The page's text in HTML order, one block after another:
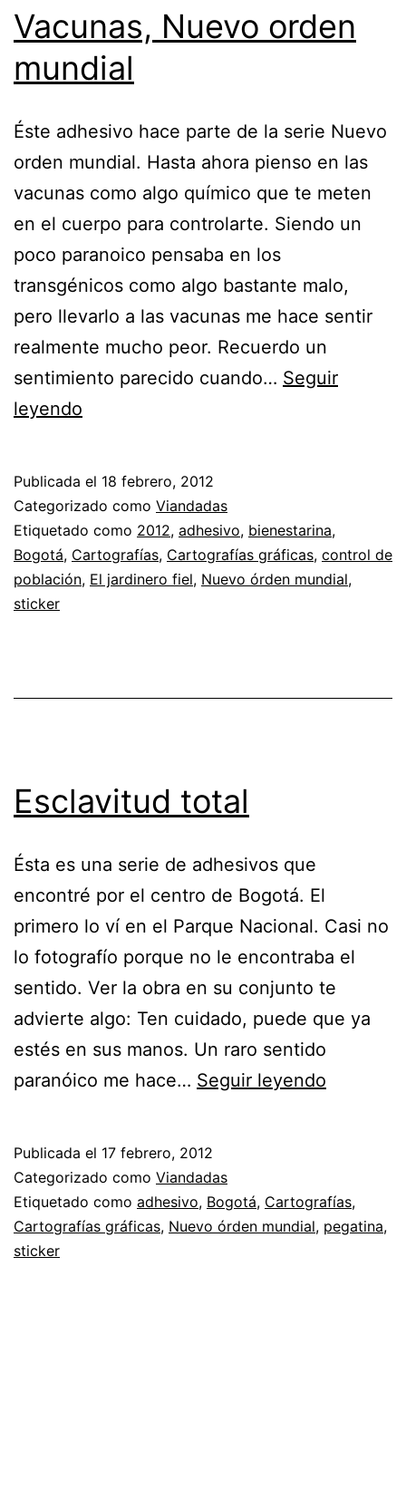
Vacunas, Nuevo orden
mundial
Éste adhesivo hace parte de la serie Nuevo
orden mundial. Hasta ahora pienso en las
vacunas como algo químico que te meten
en el cuerpo para controlarte. Siendo un
poco paranoico pensaba en los
transgénicos como algo bastante malo,
pero llevarlo a las vacunas me hace sentir
realmente mucho peor. Recuerdo un
sentimiento parecido cuando… Seguir
leyendo
mundial
Publicada el 18 febrero, 2012
Categorizado como Viandadas
Etiquetado como 2012, adhesivo, bienestarina,
Bogotá, Cartografías, Cartografías gráficas, control de
población, El jardinero fiel, Nuevo órden mundial,
sticker
Esclavitud total
Ésta es una serie de adhesivos que
encontré por el centro de Bogotá. El
primero lo ví en el Parque Nacional. Casi no
lo fotografío porque no le encontraba el
sentido. Ver la obra en su conjunto te
advierte algo: Ten cuidado, puede que ya
estés en sus manos. Un raro sentido
paranóico me hace… Seguir leyendo
Publicada el 17 febrero, 2012
Categorizado como Viandadas
Etiquetado como adhesivo, Bogotá, Cartografías,
Cartografías gráficas, Nuevo órden mundial, pegatina,
sticker